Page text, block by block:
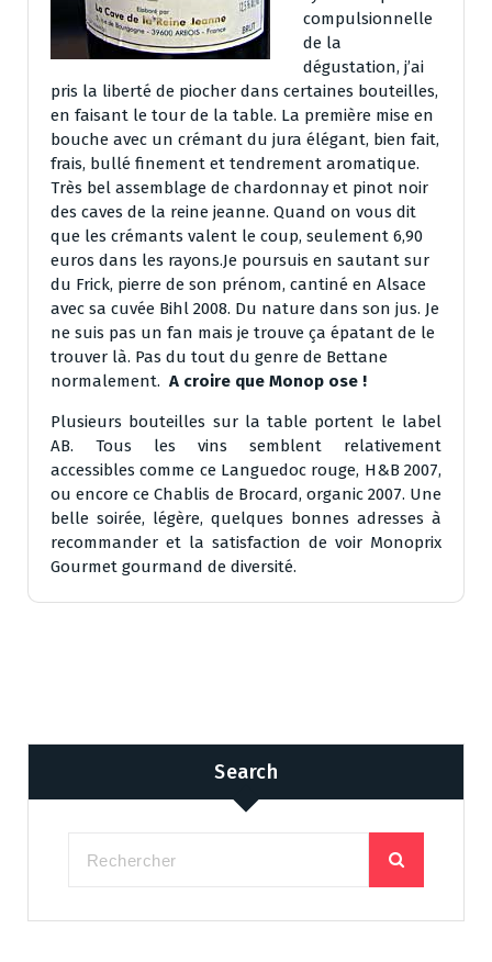
compulsionnelle
de la
dégustation, j’ai
pris la liberté de piocher dans certaines bouteilles,
en faisant le tour de la table. La première mise en
bouche avec un crémant du jura élégant, bien fait,
frais, bullé finement et tendrement aromatique.
Très bel assemblage de chardonnay et pinot noir
des caves de la reine jeanne. Quand on vous dit
que les crémants valent le coup, seulement 6,90
euros dans les rayons.Je poursuis en sautant sur
du Frick, pierre de son prénom, cantiné en Alsace
avec sa cuvée Bihl 2008. Du nature dans son jus. Je
ne suis pas un fan mais je trouve ça épatant de le
trouver là. Pas du tout du genre de Bettane
normalement. A croire que Monop ose !
Plusieurs bouteilles sur la table portent le label
AB. Tous les vins semblent relativement
accessibles comme ce Languedoc rouge, H&B 2007,
ou encore ce Chablis de Brocard, organic 2007. Une
belle soirée, légère, quelques bonnes adresses à
recommander et la satisfaction de voir Monoprix
Gourmet gourmand de diversité.
Search